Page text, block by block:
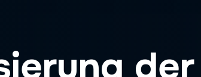
der